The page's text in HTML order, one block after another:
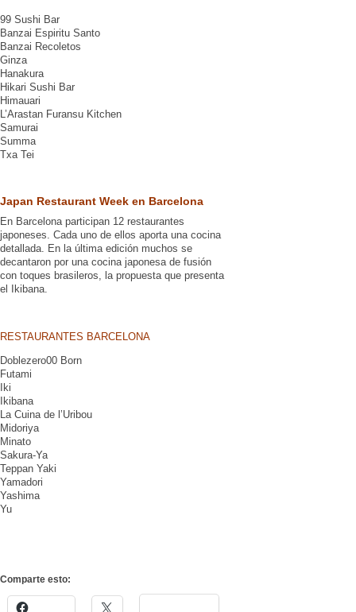
99 Sushi Bar
Banzai Espiritu Santo
Banzai Recoletos
Ginza
Hanakura
Hikari Sushi Bar
Himauari
L’Arastan Furansu Kitchen
Samurai
Summa
Txa Tei
Japan Restaurant Week en Barcelona
En Barcelona participan 12 restaurantes
japoneses. Cada uno de ellos aporta una cocina
detallada. En la última edición muchos se
decantaron por una cocina japonesa de fusión
con toques brasileros, la propuesta que presenta
el Ikibana.
RESTAURANTES BARCELONA
Doblezero00 Born
Futami
Iki
Ikibana
La Cuina de l’Uribou
Midoriya
Minato
Sakura-Ya
Teppan Yaki
Yamadori
Yashima
Yu
Comparte esto: